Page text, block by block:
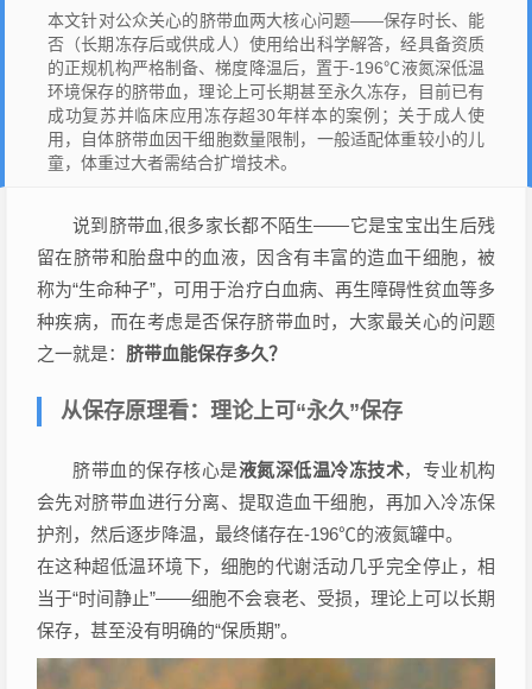
本文针对公众关心的脐带血两大核心问题——保存时长、能
否（长期冻存后或供成人）使用给出科学解答，经具备资质
的正规机构严格制备、梯度降温后，置于-196℃液氮深低温
环境保存的脐带血，理论上可长期甚至永久冻存，目前已有
成功复苏并临床应用冻存超30年样本的案例；关于成人使
用，自体脐带血因干细胞数量限制，一般适配体重较小的儿
童，体重过大者需结合扩增技术。
说到脐带血,很多家长都不陌生——它是宝宝出生后残
留在脐带和胎盘中的血液，因含有丰富的造血干细胞，被
称为“生命种子”，可用于治疗白血病、再生障碍性贫血等多
种疾病，而在考虑是否保存脐带血时，大家最关心的问题
之一就是： 脐带血能保存多久？
从保存原理看：理论上可“永久”保存
脐带血的保存核心是液氮深低温冷冻技术，专业机构
会先对脐带血进行分离、提取造血干细胞，再加入冷冻保
护剂，然后逐步降温，最终储存在-196℃的液氮罐中。
在这种超低温环境下，细胞的代谢活动几乎完全停止，相
当于“时间静止”——细胞不会衰老、受损，理论上可以长期
保存，甚至没有明确的“保质期”。